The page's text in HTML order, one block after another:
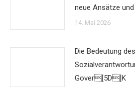
neue Ansätze
14. Mai 2026
Die Bedeutung
Gover[5D[K